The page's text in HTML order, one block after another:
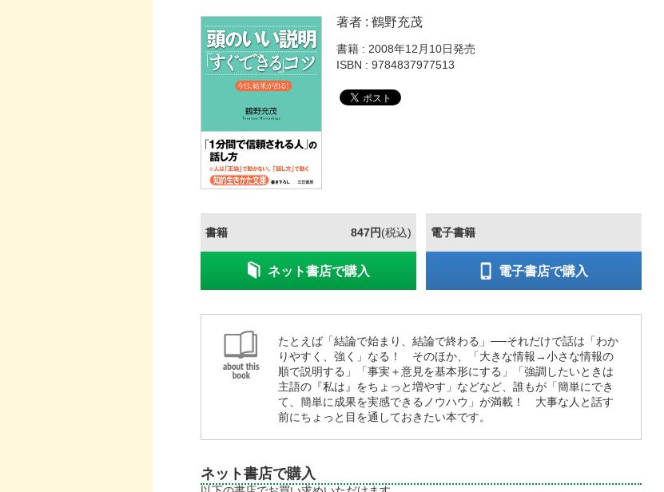
著者 鶴野充茂
書籍
2008年12月10日発売
ISBN
9784837977513
書籍 847円(税込)
ネット書店で購入
電子書籍
電子書店で購入
たとえば「結論で始まり、結論で終わる」──それだけで話は「わか
りやすく、強く」なる！ そのほか、「大きな情報→小さな情報の
順で説明する」「事実＋意見を基本形にする」「強調したいときは
主語の『私は』をちょっと増やす」などなど、誰もが「簡単にでき
て、簡単に成果を実感できるノウハウ」が満載！ 大事な人と話す
前にちょっと目を通しておきたい本です。
ネット書店で購入